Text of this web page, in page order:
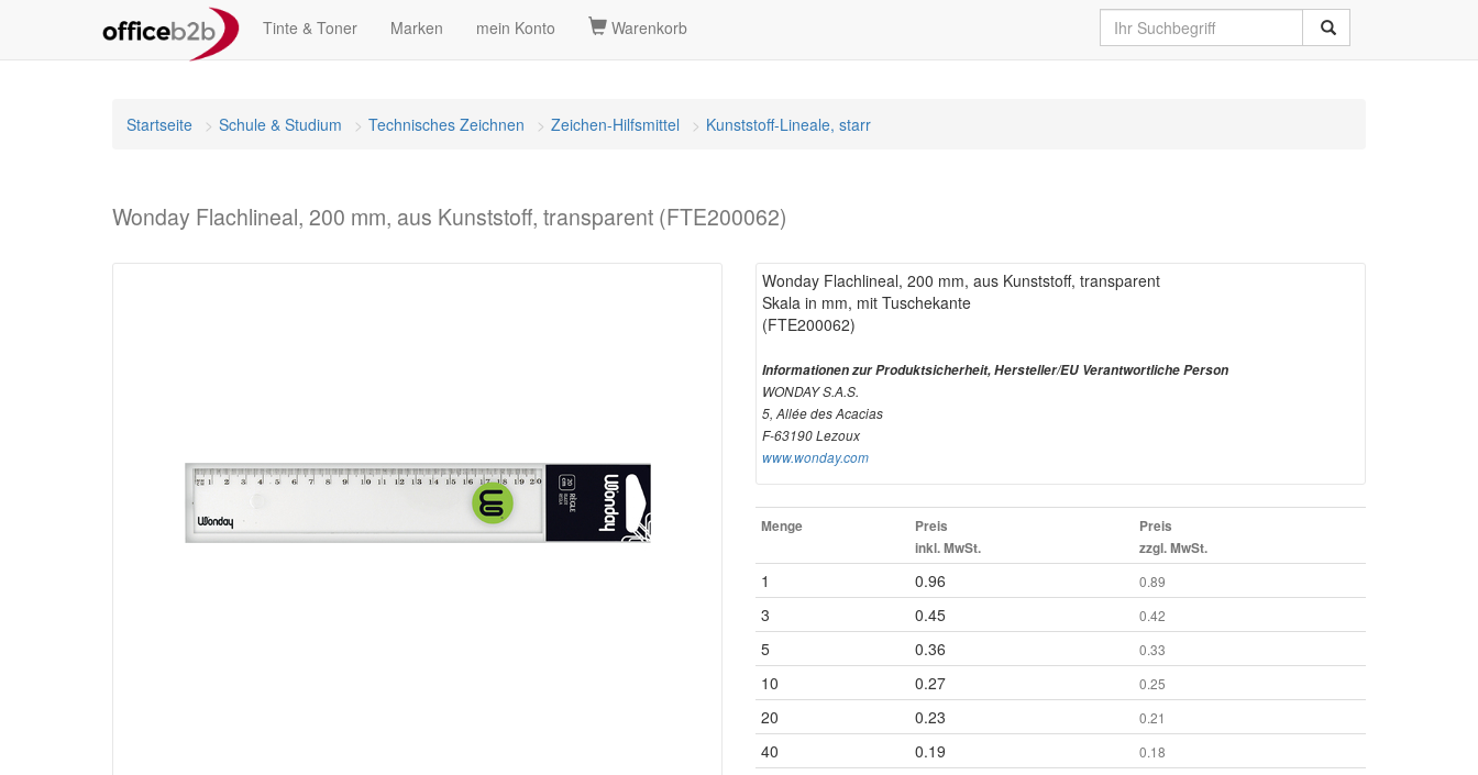
Tinte & Toner Marken mein Konto Warenkorb
Startseite Schule & Studium Technisches Zeichnen Zeichen-Hilfsmittel Kunststoff-Lineale, starr
Wonday Flachlineal, 200 mm, aus Kunststoff, transparent (FTE200062)
Wonday Flachlineal, 200 mm, aus Kunststoff, transparent
Skala in mm, mit Tuschekante
(FTE200062)
Informationen zur Produktsicherheit, Hersteller/EU Verantwortliche Person
WONDAY S.A.S.
5, Allée des Acacias
F-63190 Lezoux
www.wonday.com
Menge
Preis
inkl. MwSt.
Preis
zzgl. MwSt.
1 0.96 0.89
3 0.45 0.42
5 0.36 0.33
10 0.27 0.25
20 0.23 0.21
40 0.19
0.18